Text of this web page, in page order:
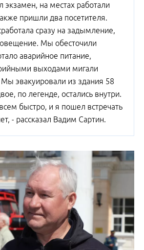
экзамен, на местах работали
пришли два посетителя.
сразу на задымление,
Мы обесточили
аварийное питание,
выходами мигали
эвакуировали из здания 58
по легенде, остались внутри.
быстро, и я пошел встречать
- рассказал Вадим Сартин.